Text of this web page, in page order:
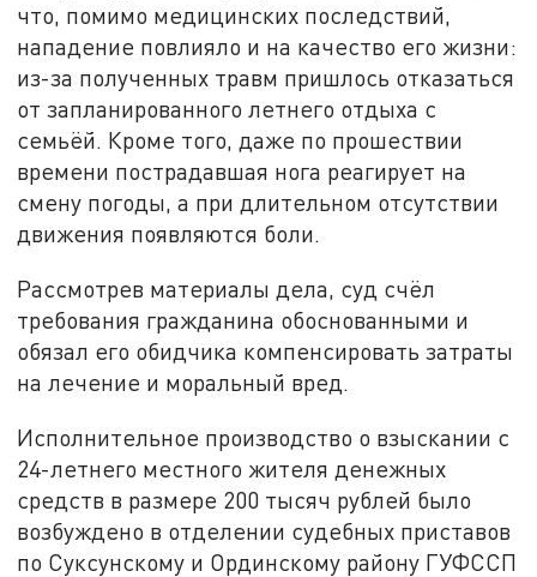
что, помимо медицинских последствий,
нападение повлияло и на качество его жизни:
из-за полученных травм пришлось отказаться
от запланированного летнего отдыха с
семьёй. Кроме того, даже по прошествии
времени пострадавшая нога реагирует на
смену погоды, а при длительном отсутствии
движения появляются боли.
Рассмотрев материалы дела, суд счёл
требования гражданина обоснованными и
обязал его обидчика компенсировать затраты
на лечение и моральный вред.
Исполнительное производство о взыскании с
24-летнего местного жителя денежных
средств в размере 200 тысяч рублей было
возбуждено в отделении судебных приставов
по Суксунскому и Ординскому району ГУФССП